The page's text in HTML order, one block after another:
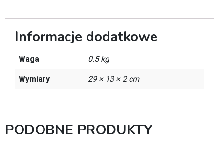
Informacje dodatkowe
Waga 0.5 kg
Wymiary 29 × 13 × 2 cm
PODOBNE PRODUKTY